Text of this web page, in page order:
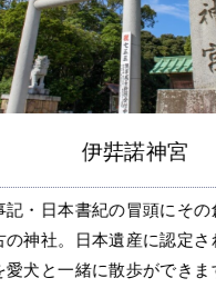
伊弉諾神宮
記・日本書紀の冒頭にその
の神社。日本遺産に認定さ
愛犬と一緒に散歩ができま